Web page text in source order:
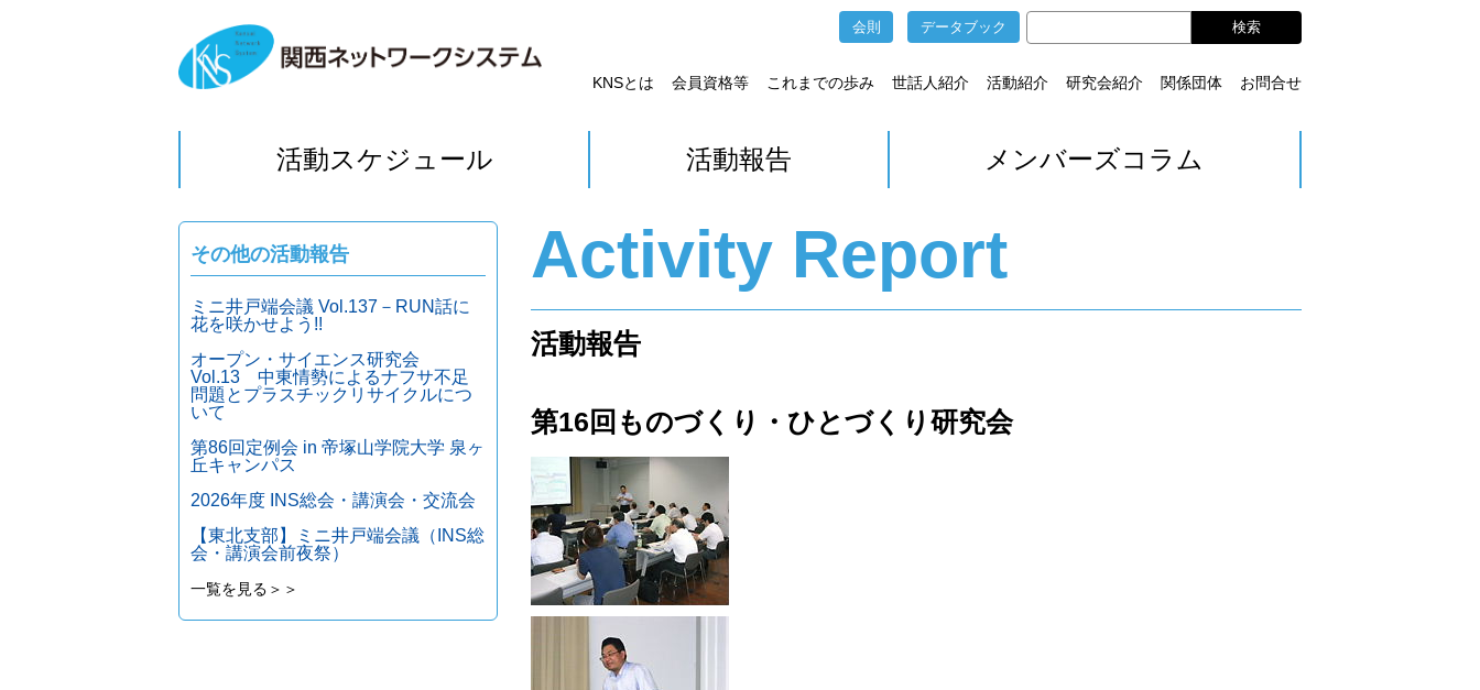
会則 データブック
KNSとは 会員資格等 これまでの歩み 世話人紹介 活動紹介 研究会紹介 関係団体 お問合せ
活動スケジュール 活動報告 メンバーズコラム
Activity Report
活動報告
第16回ものづくり・ひとづくり研究会
その他の活動報告
ミニ井戸端会議 Vol.137－RUN話に
花を咲かせよう!!
オープン・サイエンス研究会
Vol.13 中東情勢によるナフサ不足
問題とプラスチックリサイクルにつ
いて
第86回定例会 in 帝塚山学院大学 泉ヶ
丘キャンパス
2026年度 INS総会・講演会・交流会
【東北支部】ミニ井戸端会議（INS総
会・講演会前夜祭）
一覧を見る＞＞